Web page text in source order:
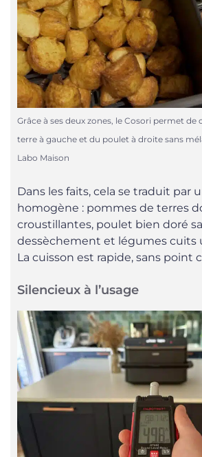
Grâce à ses deux zones, le Cosori permet
terre à gauche et du poulet à droite sans
Labo Maison
Dans les faits, cela se traduit par
homogène : pommes de terres
croustillantes, poulet bien doré
dessèchement et légumes cuits
La cuisson est rapide, sans point
Silencieux à l’usage